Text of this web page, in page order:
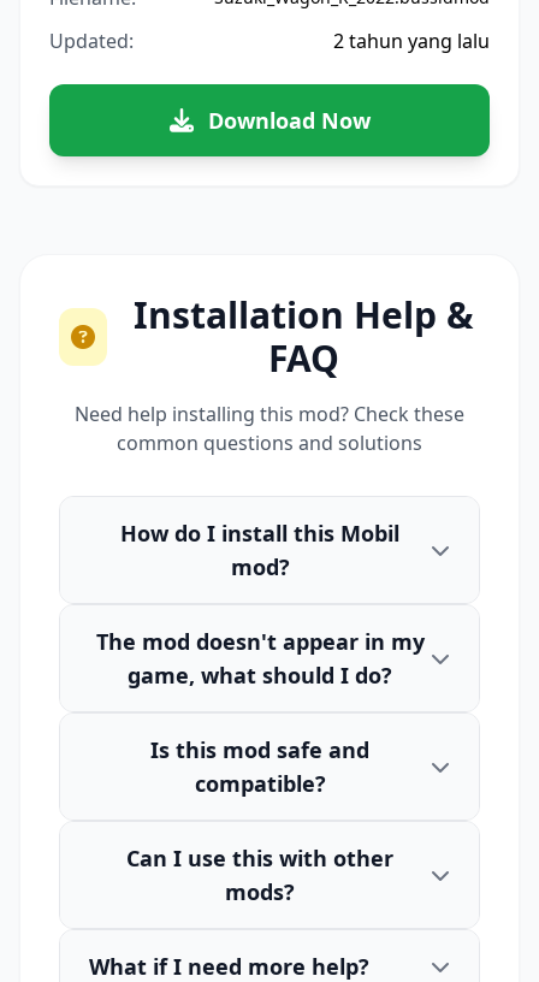
Updated: 2 tahun yang lalu
Download Now
Installation Help &
FAQ
Need help installing this mod? Check these
common questions and solutions
How do I install this Mobil
mod?
The mod doesn't appear in my
game, what should I do?
Is this mod safe and
compatible?
Can I use this with other
mods?
What if I need more help?